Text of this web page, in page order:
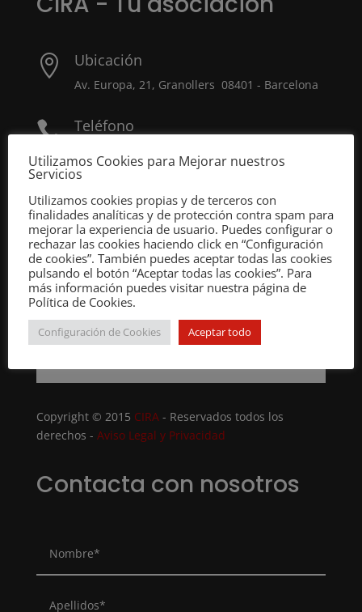
 Ubicación
Av. Europa, 21, Granollers 08401 - Barcelona
 Teléfono
 Email
gremi@cira.es
Copyright © 2015 CIRA- Reservados todos los
derechos - Aviso Legal y Privacidad
Contacta con nosotros
Utilizamos Cookies para Mejorar nuestros
Servicios
Utilizamos cookies propias y de terceros con
finalidades analíticas y de protección contra spam para
mejorar la experiencia de usuario. Puedes configurar o
rechazar las cookies haciendo click en “Configuración
de cookies”. También puedes aceptar todas las cookies
pulsando el botón “Aceptar todas las cookies”. Para
más información puedes visitar nuestra página de
Política de Cookies.
Configuración de Cookies Aceptar todo